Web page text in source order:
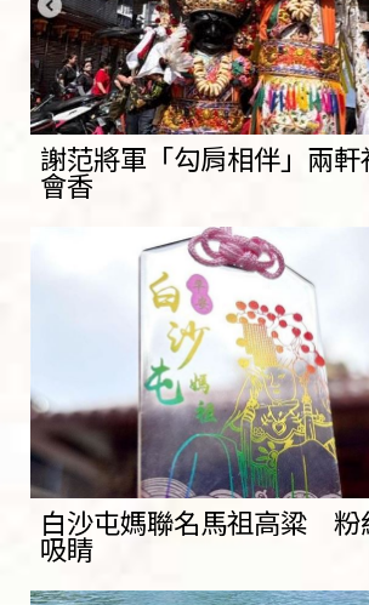
謝范將軍「勾肩相伴」兩
會香
白沙屯媽聯名馬祖高粱 粉
吸睛